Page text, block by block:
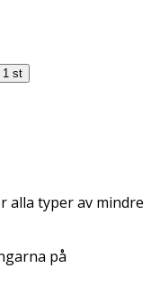
1 st
alla typer av mindre
på